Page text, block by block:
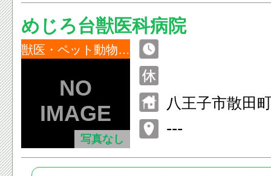
めじろ台獣医科病院
獣医・ペット動物病院
写真なし
八王子市散田
---